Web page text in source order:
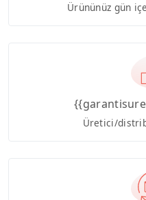
Ürününüz gün
Üretici/